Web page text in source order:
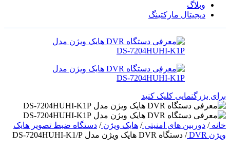
وبلاگ
دیجیتال مارکتینگ
برای بزرگنمایی کلیک کنید
خانه/ دوربین های امنیتی/ هایک ویژن/ دستگاه ضبط تصویر هایک
ویژن DVR
/ دستگاه DVR هایک ویژن مدل DS-7204HUHI-K1/P